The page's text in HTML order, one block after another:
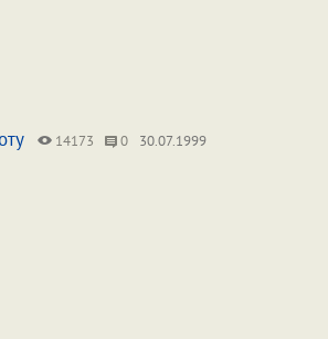
14173 0 30.07.1999